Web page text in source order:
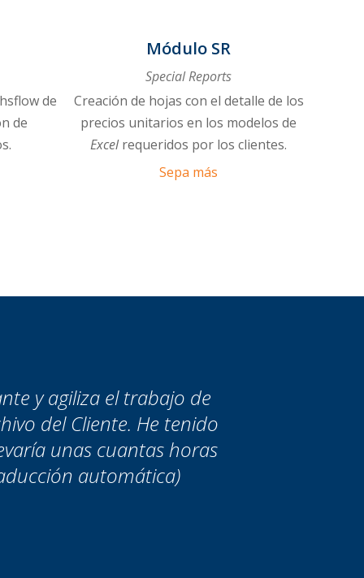
de
de
Módulo SR
Special Reports
Creación de hojas con el detalle de los
precios unitarios en los modelos de
Excelrequeridos por los clientes.
Sepa más
y agiliza el trabajo de
del Cliente. He tenido
unas cuantas horas
automática)